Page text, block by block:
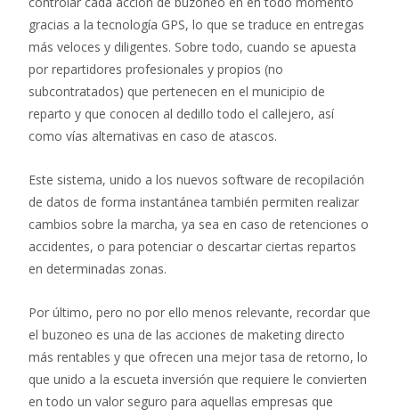
gracias a la tecnología GPS, lo que se traduce en entregas
más veloces y diligentes. Sobre todo, cuando se apuesta
por repartidores profesionales y propios (no
subcontratados) que pertenecen en el municipio de
reparto y que conocen al dedillo todo el callejero, así
como vías alternativas en caso de atascos.
Este sistema, unido a los nuevos software de recopilación
de datos de forma instantánea también permiten realizar
cambios sobre la marcha, ya sea en caso de retenciones o
accidentes, o para potenciar o descartar ciertas repartos
en determinadas zonas.
Por último, pero no por ello menos relevante, recordar que
el buzoneo es una de las acciones de maketing directo
más rentables y que ofrecen una mejor tasa de retorno, lo
que unido a la escueta inversión que requiere le convierten
en todo un valor seguro para aquellas empresas que